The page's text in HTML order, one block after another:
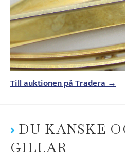
Till auktionen på Tradera →
DU KANSKE
GILLAR